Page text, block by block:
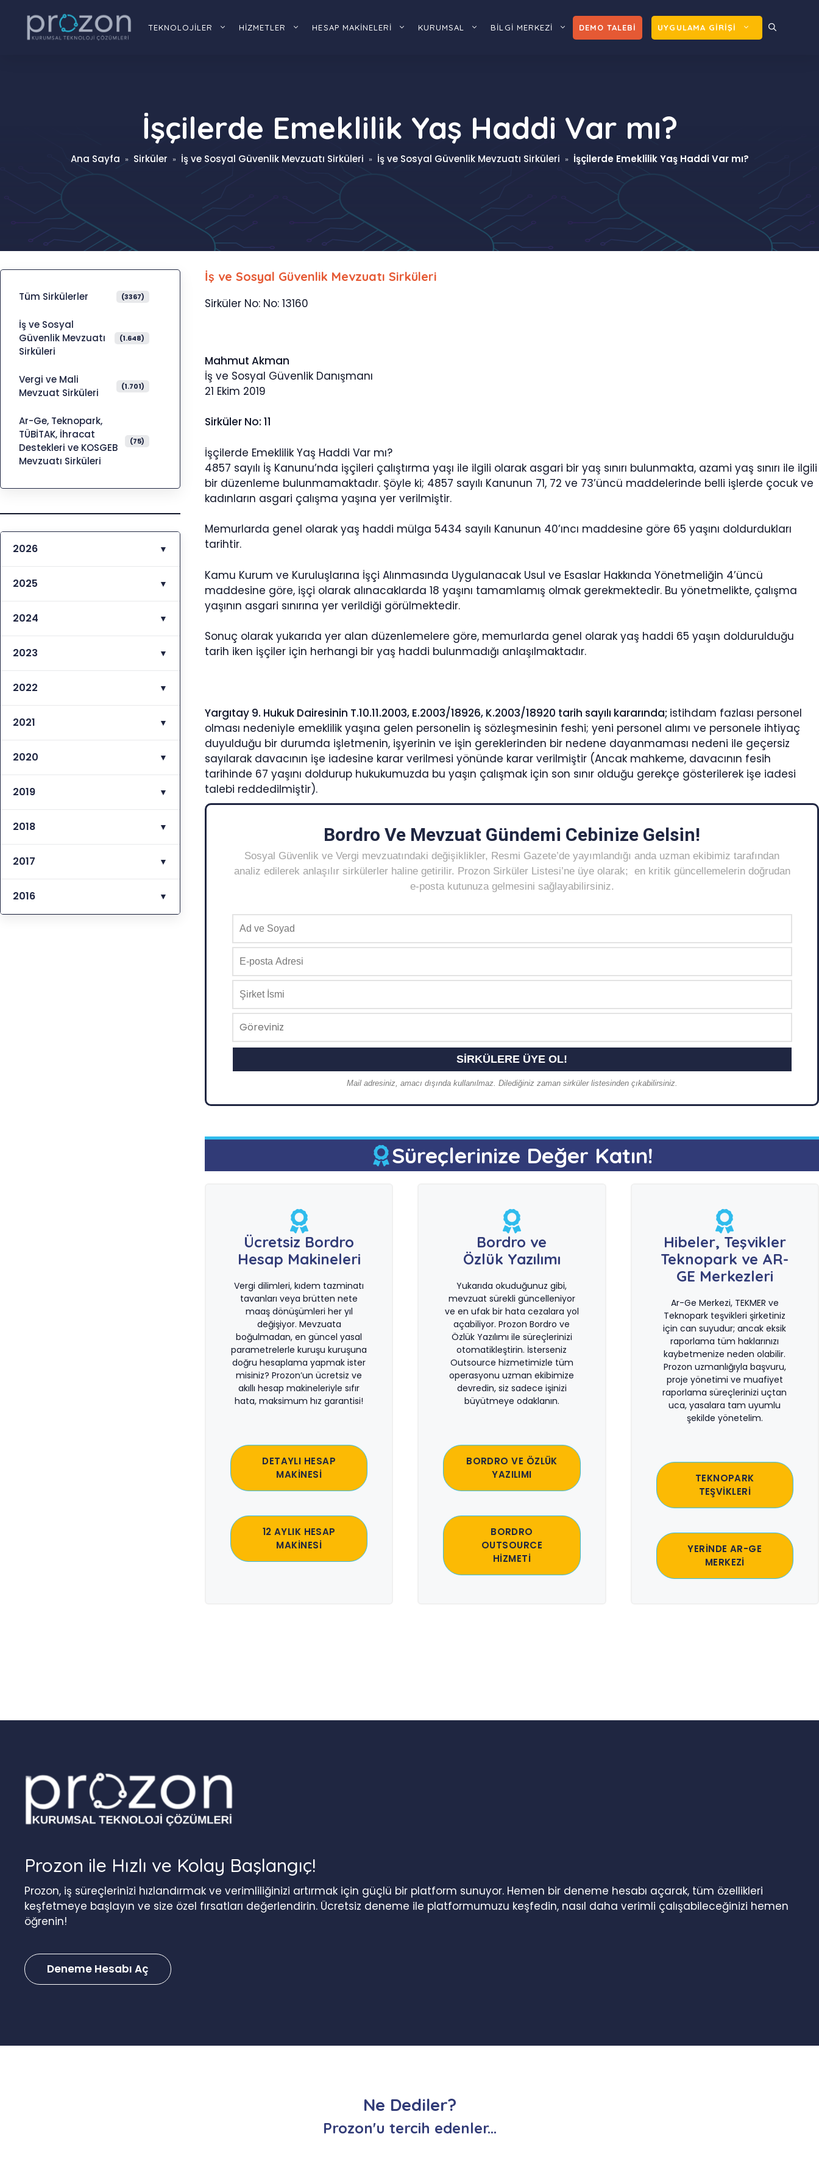
TEKNOLOJİLER HİZMETLER HESAP MAKİNELERİ KURUMSAL BİLGİ MERKEZİ DEMO TALEBİ UYGULAMA GİRİŞİ
İşçilerde Emeklilik Yaş Haddi Var mı?
Ana Sayfa » Sirküler » İş ve Sosyal Güvenlik Mevzuatı Sirküleri » İş ve Sosyal Güvenlik Mevzuatı Sirküleri » İşçilerde Emeklilik Yaş Haddi Var mı?
İş ve Sosyal Güvenlik Mevzuatı Sirküleri
Sirküler No: No: 13160
Mahmut Akman
İş ve Sosyal Güvenlik Danışmanı
21 Ekim 2019
Sirküler No: 11
İşçilerde Emeklilik Yaş Haddi Var mı?
4857 sayılı İş Kanunu’nda işçileri çalıştırma yaşı ile ilgili olarak asgari bir yaş sınırı bulunmakta, azami yaş sınırı ile ilgili
bir düzenleme bulunmamaktadır. Şöyle ki; 4857 sayılı Kanunun 71, 72 ve 73’üncü maddelerinde belli işlerde çocuk ve
kadınların asgari çalışma yaşına yer verilmiştir.
Memurlarda genel olarak yaş haddi mülga 5434 sayılı Kanunun 40’ıncı maddesine göre 65 yaşını doldurdukları
tarihtir.
Kamu Kurum ve Kuruluşlarına İşçi Alınmasında Uygulanacak Usul ve Esaslar Hakkında Yönetmeliğin 4’üncü
maddesine göre, işçi olarak alınacaklarda 18 yaşını tamamlamış olmak gerekmektedir. Bu yönetmelikte, çalışma
yaşının asgari sınırına yer verildiği görülmektedir.
Sonuç olarak yukarıda yer alan düzenlemelere göre, memurlarda genel olarak yaş haddi 65 yaşın doldurulduğu
tarih iken işçiler için herhangi bir yaş haddi bulunmadığı anlaşılmaktadır.
Yargıtay 9. Hukuk Dairesinin T.10.11.2003, E.2003/18926, K.2003/18920 tarih sayılı kararında; istihdam fazlası personel
olması nedeniyle emeklilik yaşına gelen personelin iş sözleşmesinin feshi; yeni personel alımı ve personele ihtiyaç
duyulduğu bir durumda işletmenin, işyerinin ve işin gereklerinden bir nedene dayanmaması nedeni ile geçersiz
sayılarak davacının işe iadesine karar verilmesi yönünde karar verilmiştir (Ancak mahkeme, davacının fesih
tarihinde 67 yaşını doldurup hukukumuzda bu yaşın çalışmak için son sınır olduğu gerekçe gösterilerek işe iadesi
talebi reddedilmiştir).
Bordro Ve Mevzuat Gündemi Cebinize Gelsin!
Sosyal Güvenlik ve Vergi mevzuatındaki değişiklikler, Resmi Gazete’de yayımlandığı anda uzman ekibimiz tarafından
analiz edilerek anlaşılır sirkülerler haline getirilir. Prozon Sirküler Listesi’ne üye olarak; en kritik güncellemelerin doğrudan
e-posta kutunuza gelmesini sağlayabilirsiniz.
Mail adresiniz, amacı dışında kullanılmaz. Dilediğiniz zaman sirküler listesinden çıkabilirsiniz.
Süreçlerinize Değer Katın!
Ücretsiz Bordro
Hesap Makineleri
Vergi dilimleri, kıdem tazminatı
tavanları veya brütten nete
maaş dönüşümleri her yıl
değişiyor. Mevzuata
boğulmadan, en güncel yasal
parametrelerle kuruşu kuruşuna
doğru hesaplama yapmak ister
misiniz? Prozon’un ücretsiz ve
akıllı hesap makineleriyle sıfır
hata, maksimum hız garantisi!
DETAYLI HESAP
MAKİNESİ
12 AYLIK HESAP
MAKİNESİ
Bordro ve
Özlük Yazılımı
Yukarıda okuduğunuz gibi,
mevzuat sürekli güncelleniyor
ve en ufak bir hata cezalara yol
açabiliyor. Prozon Bordro ve
Özlük Yazılımı ile süreçlerinizi
otomatikleştirin. İsterseniz
Outsource hizmetimizle tüm
operasyonu uzman ekibimize
devredin, siz sadece işinizi
büyütmeye odaklanın.
BORDRO VE ÖZLÜK
YAZILIMI
BORDRO
OUTSOURCE
HİZMETİ
Hibeler, Teşvikler
Teknopark ve AR-
GE Merkezleri
Ar-Ge Merkezi, TEKMER ve
Teknopark teşvikleri şirketiniz
için can suyudur; ancak eksik
raporlama tüm haklarınızı
kaybetmenize neden olabilir.
Prozon uzmanlığıyla başvuru,
proje yönetimi ve muafiyet
raporlama süreçlerinizi uçtan
uca, yasalara tam uyumlu
şekilde yönetelim.
TEKNOPARK
TEŞVİKLERİ
YERİNDE AR-GE
MERKEZİ
Tüm Sirkülerler (3367)
İş ve Sosyal
Güvenlik Mevzuatı
Sirküleri
(1.648)
Vergi ve Mali
Mevzuat Sirküleri
(1.701)
Ar-Ge, Teknopark,
TÜBİTAK, İhracat
Destekleri ve KOSGEB
Mevzuatı Sirküleri
(75)
2026 ▼
2025 ▼
2024 ▼
2023 ▼
2022 ▼
2021 ▼
2020 ▼
2019 ▼
2018 ▼
2017 ▼
2016 ▼
Prozon ile Hızlı ve Kolay Başlangıç!
Prozon, iş süreçlerinizi hızlandırmak ve verimliliğinizi artırmak için güçlü bir platform sunuyor. Hemen bir deneme hesabı açarak, tüm özellikleri
keşfetmeye başlayın ve size özel fırsatları değerlendirin. Ücretsiz deneme ile platformumuzu keşfedin, nasıl daha verimli çalışabileceğinizi hemen
öğrenin!
Deneme Hesabı Aç
Ne Dediler?
Prozon'u tercih edenler...